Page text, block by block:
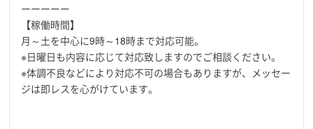
ーーーーー
【稼働時間】
月～土を中心に9時～18時まで対応可能。
※日曜日も内容に応じて対応致しますのでご相談ください。
※体調不良などにより対応不可の場合もありますが、メッセー
ジは即レスを心がけています。